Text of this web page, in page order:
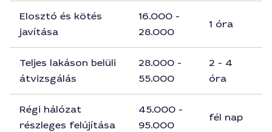
Elosztó és kötés
javítása
16.000 -
28.000
1 óra
Teljes lakáson belüli
átvizsgálás
28.000 -
55.000
2 - 4
óra
Régi hálózat
részleges felújítása
45.000 -
95.000
fél nap